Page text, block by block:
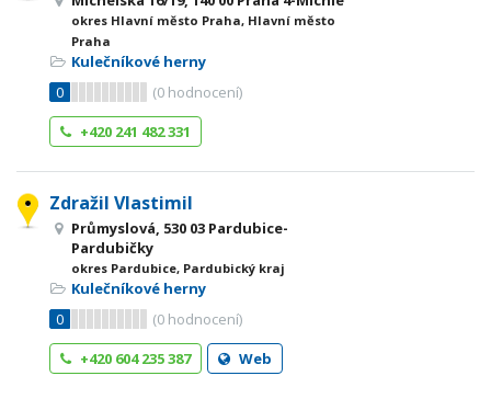
okres Hlavní město Praha, Hlavní město
Praha
Kulečníkové herny
0
(0 hodnocení)
+420 241 482 331
Zdražil Vlastimil
Průmyslová, 530 03 Pardubice-
Pardubičky
okres Pardubice, Pardubický kraj
Kulečníkové herny
0
(0 hodnocení)
+420 604 235 387
Web